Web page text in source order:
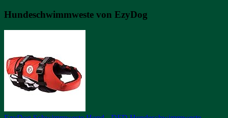
Hundeschwimmweste von EzyDog